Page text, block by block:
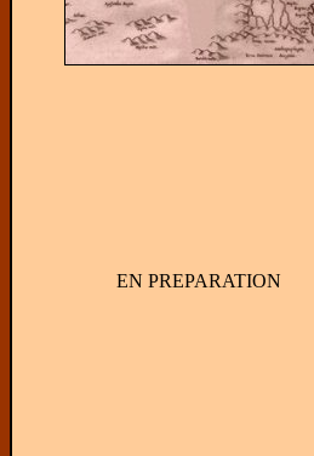
EN PREPARATION